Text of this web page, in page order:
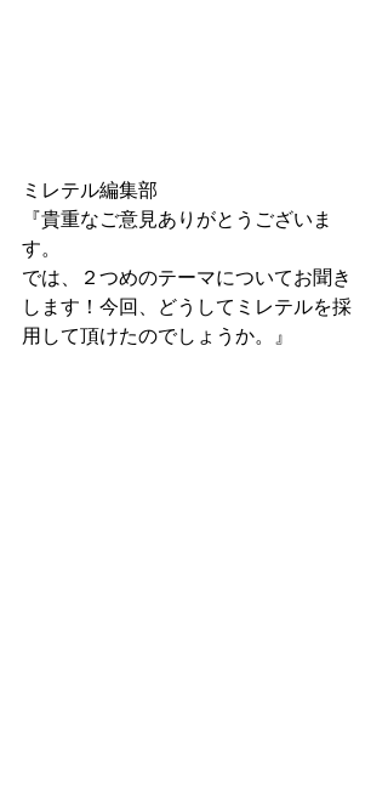
ミレテル編集部
『貴重なご意見ありがとうございま
す。
では、２つめのテーマについてお聞き
します！今回、どうしてミレテルを採
用して頂けたのでしょうか。』